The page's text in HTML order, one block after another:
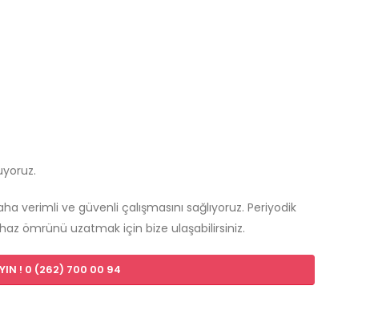
verimli ve güvenli çalışmasını sağlıyoruz. Periyodik
ömrünü uzatmak için bize ulaşabilirsiniz.
! 0 (262) 700 00 94